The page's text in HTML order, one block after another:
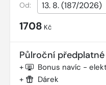
Od:
1708 Kč
Půlroční předplatné
+ Bonus navíc -
+ Dárek